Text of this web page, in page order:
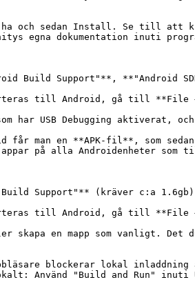
och sedan Install. Se till att
egna dokumentation inuti
Build Support"**, **"Android
till Android, gå till **File
har USB Debugging
får man en **APK-fil**, som
på alla Androidenheter
Build Support"** (kräver c:a
till Android, gå till **File →
skapa en mapp som vanligt.
blockerar lokal
Använd "Build and Run" inuti